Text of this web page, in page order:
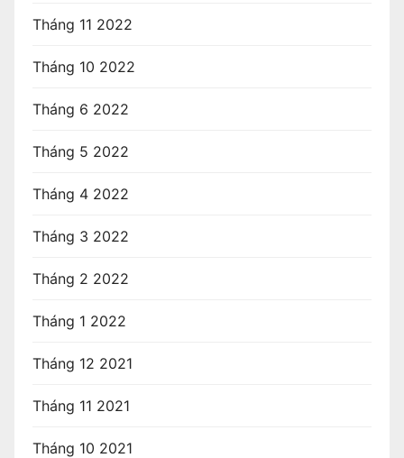
Tháng 11 2022
Tháng 10 2022
Tháng 6 2022
Tháng 5 2022
Tháng 4 2022
Tháng 3 2022
Tháng 2 2022
Tháng 1 2022
Tháng 12 2021
Tháng 11 2021
Tháng 10 2021